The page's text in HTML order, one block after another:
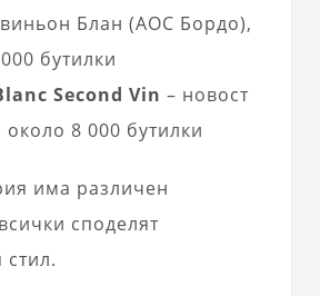
Блан (AOC Бордо),
бутилки
Second Vin – новост
около 8 000 бутилки
има различен
споделят
стил.